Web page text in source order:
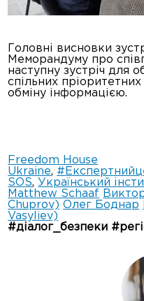
Головні висновки
Меморандуму про
наступну зустріч для
спільних
обміну інформацією.
Freedom House
Ukraine, #
SOS, Український
Matthew Schaaf
Chuprov) Олег Боднар
Vasyliev)
#діалог_безпеки